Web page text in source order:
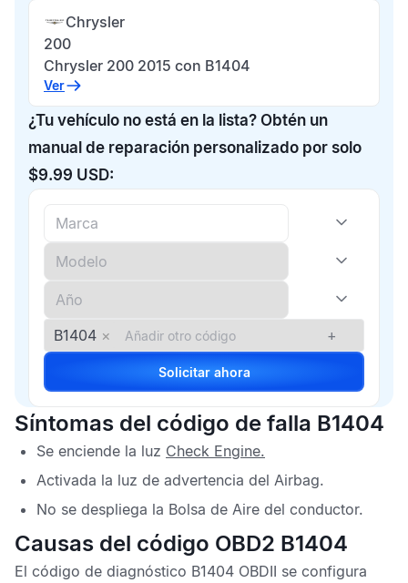
Chrysler
200
Chrysler 200 2015 con B1404
Ver
¿Tu vehículo no está en la lista? Obtén un
manual de reparación personalizado por solo
$9.99 USD:
B1404 × +
Solicitar ahora
Síntomas del código de falla B1404
Se enciende la luz Check Engine.
Activada la luz de advertencia del Airbag.
No se despliega la Bolsa de Aire del conductor.
Causas del código OBD2 B1404
El código de diagnóstico B1404 OBDII se configura